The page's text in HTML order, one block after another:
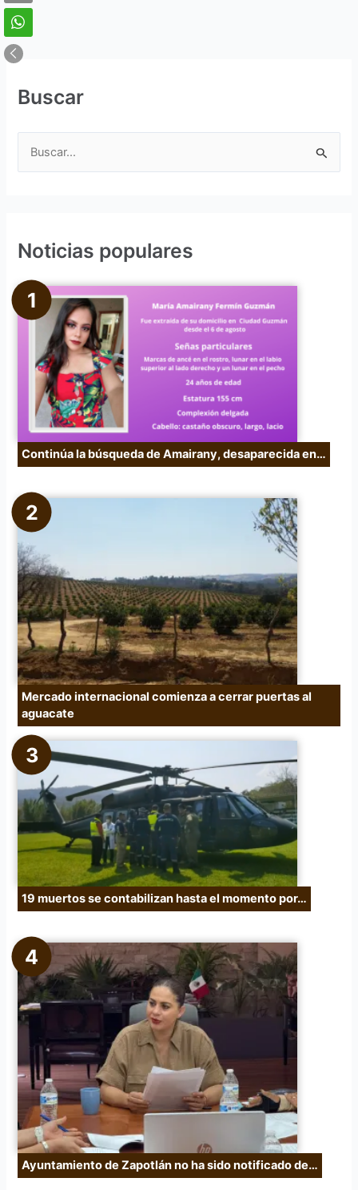
Buscar
a
o
Noticias populares
Continúa la búsqueda de Amairany, desaparecida en…
Mercado internacional comienza a cerrar puertas al
aguacate
19 muertos se contabilizan hasta el momento por…
Ayuntamiento de Zapotlán no ha sido notificado de…